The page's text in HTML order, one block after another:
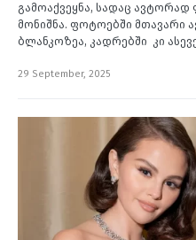
გამოაქვეყნა, სადაც
მონიშნა. ფოტოებში მთავარი
ბლანკოზეა, კადრებში კი
29 September, 2025